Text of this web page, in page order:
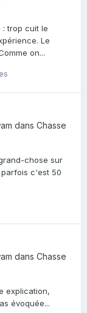
: trop cuit le
Le
on...
dans Chasse
chose sur
c'est 50
dans Chasse
explication,
évoquée...